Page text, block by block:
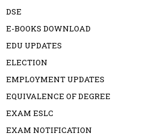
DSE
E-BOOKS DOWNLOAD
EDU UPDATES
ELECTION
EMPLOYMENT UPDATES
EQUIVALENCE OF DEGREE
EXAM ESLC
EXAM NOTIFICATION